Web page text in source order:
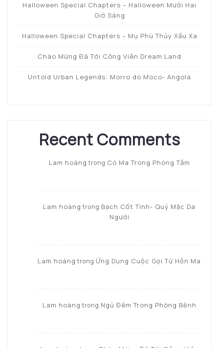
Halloween Special Chapters – Halloween Mười Hai
Giờ Sáng
Halloween Special Chapters – Mụ Phù Thủy Xấu Xa
Chào Mừng Đã Tới Công Viên Dream Land
Untold Urban Legends: Morro do Moco- Angola
Recent Comments
Lam hoàng trong Có Ma Trong Phòng Tắm
Lam hoàng trong Bạch Cốt Tinh- Quỷ Mặc Da
Người
Lam hoàng trong Ứng Dụng Cuộc Gọi Từ Hồn Ma
Lam hoàng trong Ngủ Đêm Trong Phòng Bệnh